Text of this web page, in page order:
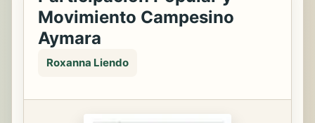
Movimiento Campesino
Aymara
Roxanna Liendo